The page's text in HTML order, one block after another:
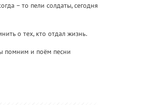
– то пели солдаты, сегодня
о тех, кто отдал жизнь.
помним и поём песни